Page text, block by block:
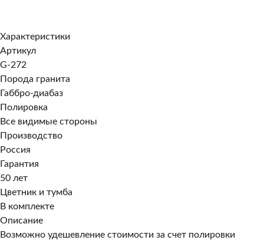
Характеристики
Артикул
G-272
Порода гранита
Габбро-диабаз
Полировка
Все видимые стороны
Производство
Россия
Гарантия
50 лет
Цветник и тумба
В комплекте
Описание
Возможно удешевление стоимости за счет полировки